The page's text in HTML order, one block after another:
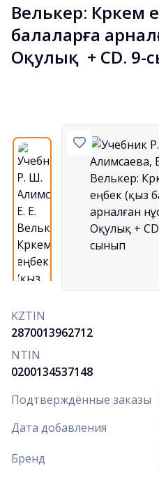
Велькер: Көркем
балаларға
Оқулық  + CD. 9-
KZTIN
2870013962712
NTIN
0200134537148
Подтверждённые заказы
Дата добавления
Бренд